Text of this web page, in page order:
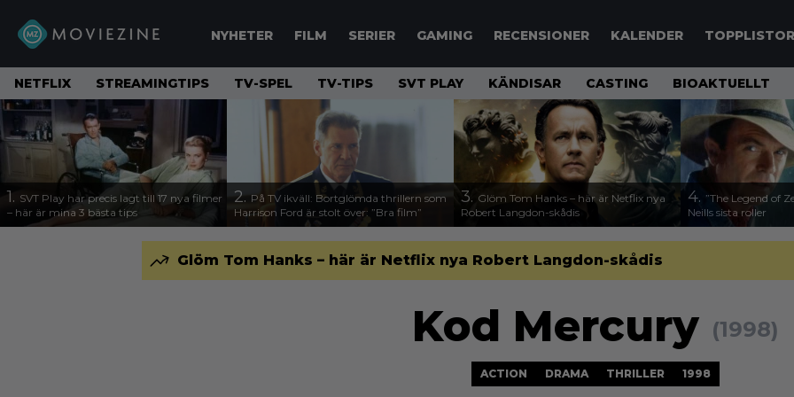
NYHETER FILM SERIER GAMING RECENSIONER KALENDER TOPPLISTOR
NETFLIX STREAMINGTIPS TV-SPEL TV-TIPS SVT PLAY KÄNDISAR CASTING BIOAKTUELLT
1. SVT Play har precis lagt till 17 nya filmer
– här är mina 3 bästa tips
2. På TV ikväll: Bortglömda thrillern som
Harrison Ford är stolt över: ”Bra film”
3. Glöm Tom Hanks – här är Netflix nya
Robert Langdon-skådis
4. ”The Legend of
Neills sista roller
Glöm Tom Hanks – här är Netflix nya Robert Langdon-skådis
Kod Mercury (1998)
ACTION DRAMA THRILLER 1998